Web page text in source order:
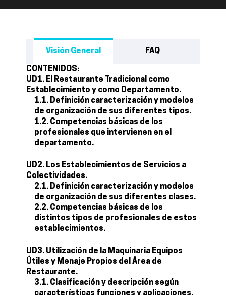
Visión General FAQ
CONTENIDOS:
UD1. El Restaurante Tradicional como
Establecimiento y como Departamento.
1.1. Definición caracterización y modelos
de organización de sus diferentes tipos.
1.2. Competencias básicas de los
profesionales que intervienen en el
departamento.
UD2. Los Establecimientos de Servicios a
Colectividades.
2.1. Definición caracterización y modelos
de organización de sus diferentes clases.
2.2. Competencias básicas de los
distintos tipos de profesionales de estos
establecimientos.
UD3. Utilización de la Maquinaria Equipos
Útiles y Menaje Propios del Área de
Restaurante.
3.1. Clasificación y descripción según